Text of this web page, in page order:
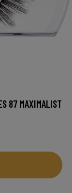
87 MAXIMALIST